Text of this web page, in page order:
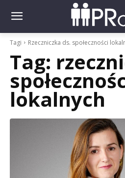
Tagi Rzeczniczka ds. społeczności
Tag:
lokalnych